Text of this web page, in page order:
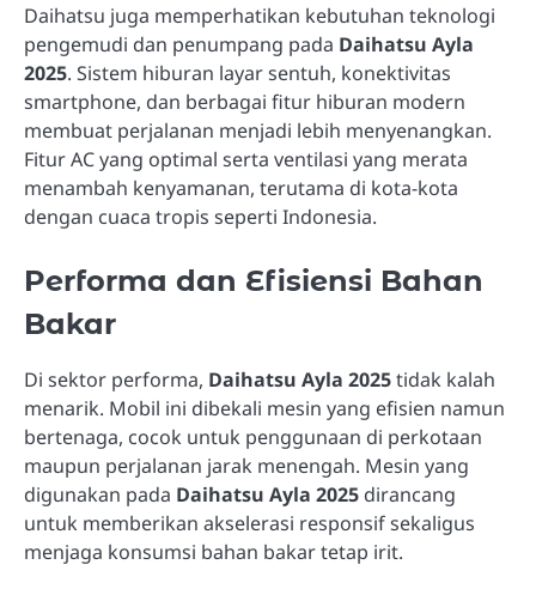
Daihatsu juga memperhatikan kebutuhan teknologi
pengemudi dan penumpang pada Daihatsu Ayla
2025. Sistem hiburan layar sentuh, konektivitas
smartphone, dan berbagai fitur hiburan modern
membuat perjalanan menjadi lebih menyenangkan.
Fitur AC yang optimal serta ventilasi yang merata
menambah kenyamanan, terutama di kota-kota
dengan cuaca tropis seperti Indonesia.
Performa dan Efisiensi Bahan
Bakar
Di sektor performa, Daihatsu Ayla 2025tidak kalah
menarik. Mobil ini dibekali mesin yang efisien namun
bertenaga, cocok untuk penggunaan di perkotaan
maupun perjalanan jarak menengah. Mesin yang
digunakan pada Daihatsu Ayla 2025 dirancang
untuk memberikan akselerasi responsif sekaligus
menjaga konsumsi bahan bakar tetap irit.